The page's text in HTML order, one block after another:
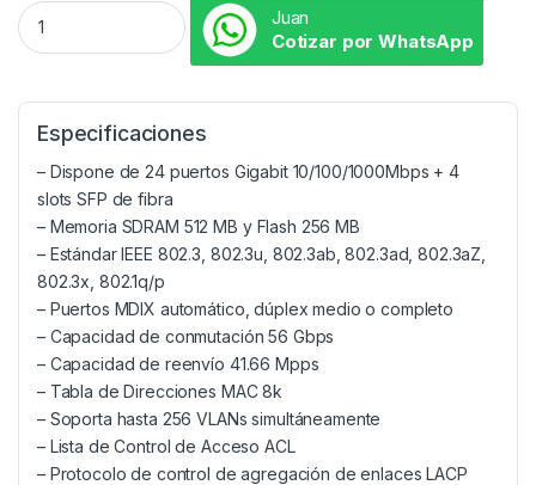
Juan
Cotizar por WhatsApp
Especificaciones
– Dispone de 24 puertos Gigabit 10/100/1000Mbps + 4
slots SFP de fibra
– Memoria SDRAM 512 MB y Flash 256 MB
– Estándar IEEE 802.3, 802.3u, 802.3ab, 802.3ad, 802.3aZ,
802.3x, 802.1q/p
– Puertos MDIX automático, dúplex medio o completo
– Capacidad de conmutación 56 Gbps
– Capacidad de reenvío 41.66 Mpps
– Tabla de Direcciones MAC 8k
– Soporta hasta 256 VLANs simultáneamente
– Lista de Control de Acceso ACL
– Protocolo de control de agregación de enlaces LACP